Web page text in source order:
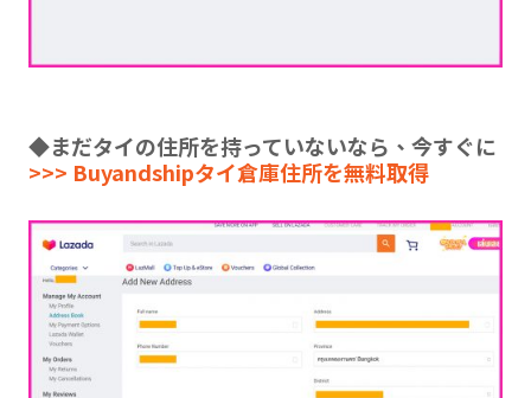
◆まだタイの住所を持っていないなら、今すぐに
>>> Buyandshipタイ倉庫住所を無料取得